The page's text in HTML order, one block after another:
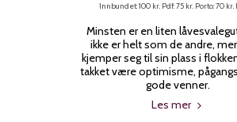
Innbundet: 100 kr. Pdf: 75 kr. Porto: 70 kr.
Minsten er en liten
ikke er helt som de andre,
kjemper seg til sin plass i
takket være optimisme,
gode venner.
Les mer